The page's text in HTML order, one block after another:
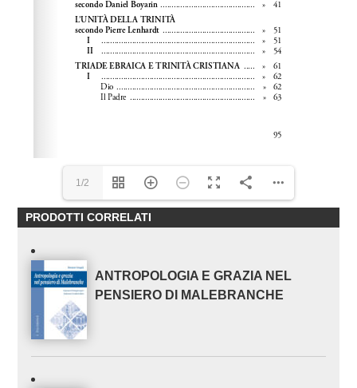
1/2
PRODOTTI CORRELATI
ANTROPOLOGIA E GRAZIA NEL
PENSIERO DI MALEBRANCHE